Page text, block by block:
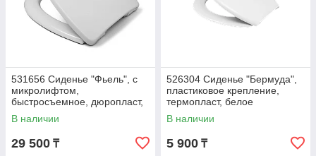
531656 Сиденье "Фьель", с
микролифтом,
быстросъемное, дюропласт,
белое
В наличии
29 500 ₸
526304 Сиденье "Бермуда",
пластиковое крепление,
термопласт, белое
В наличии
5 900 ₸